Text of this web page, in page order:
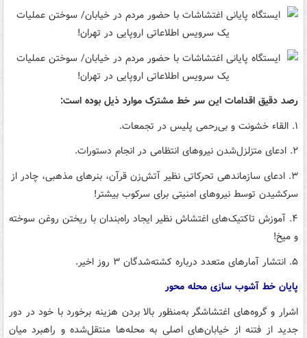
رصد دقیق اقدامات این سر خط مشترک موارد ذیل بوده است:
۱. القاء خشونت و بی‌رحمی پلیس در تجمعات.
۲. ادعای متزلزل‌شدن نیروهای انتظامی در انجام دستورات.
۳. ادعای سازماندهی تحرکاتی نظیر آتش‌زن قرآن، بنرهای مذهبی، چادر از
سرکشیدن توسط نیروهای امنیتی برای سرکوب بیشتر!
۴. آموزش تاکتیک‌های اغتشاش نظیر ایجاد راه‌بندان با ریختن روغن سوخته
و میخ!
۵. انتشار آمارهای متعدد درباره کشته‌شدگان ۳ روز اخیر.
پایان خط آشوب سازی محله محور
اشرار و گروه‌های اغتشاشگر به‌منظور بالا بردن هزینه برخورد با خود در دور
جدید از فتنه از خیابان‌های اصلی به محله‌ها منتقل‌شده و راهبرد میان